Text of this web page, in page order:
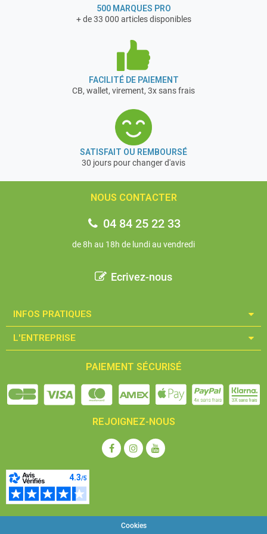
500 MARQUES PRO
+ de 33 000 articles disponibles
FACILITÉ DE PAIEMENT
CB, wallet, virement, 3x sans frais
SATISFAIT OU REMBOURSÉ
30 jours pour changer d'avis
NOUS CONTACTER
04 84 25 22 33
de 8h au 18h de lundi au vendredi
Ecrivez-nous
INFOS PRATIQUES​
L'ENTREPRISE​
PAIEMENT SÉCURISÉ
REJOIGNEZ-NOUS
Cookies